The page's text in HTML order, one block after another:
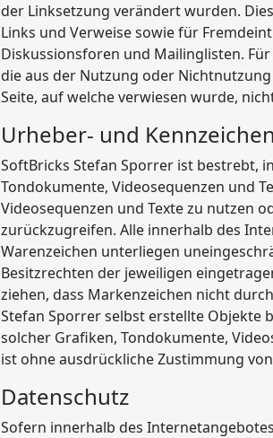
der Linksetzung verändert wurden.
Links und Verweise sowie für
Diskussionsforen und Mailinglisten.
die aus der Nutzung oder
Seite, auf welche verwiesen wurde,
Urheber- und
SoftBricks Stefan Sporrer ist bestrebt,
Tondokumente, Videosequenzen und
Videosequenzen und Texte zu nutzen
zurückzugreifen. Alle innerhalb des
Warenzeichen unterliegen
Besitzrechten der jeweiligen
ziehen, dass Markenzeichen nicht
Stefan Sporrer selbst erstellte Objekte
solcher Grafiken, Tondokumente,
ist ohne ausdrückliche Zustimmung
Datenschutz
Sofern innerhalb des